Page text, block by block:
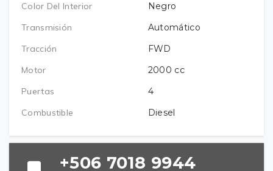
Color Del Interior
Negro
Transmisión
Automático
Tracción
FWD
Motor
2000 cc
Puertas
4
Combustible
Diesel
+506 7018 9944